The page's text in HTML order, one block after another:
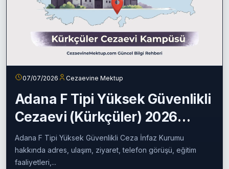
07/07/2026 Cezaevine Mektup
Adana F Tipi Yüksek Güvenlikli
Cezaevi (Kürkçüler) 2026
Rehberi
Adana F Tipi Yüksek Güvenlikli Ceza İnfaz Kurumu
hakkında adres, ulaşım, ziyaret, telefon görüşü, eğitim
faaliyetleri,...